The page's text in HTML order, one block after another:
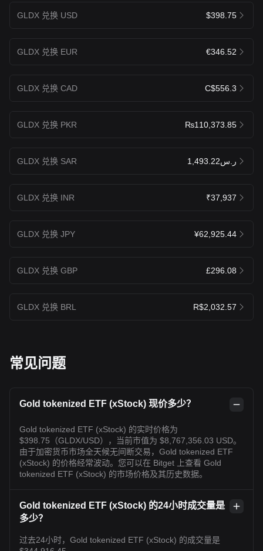
GLDX 兑换 USD $398.75
GLDX 兑换 EUR €346.52
GLDX 兑换 CAD C$556.3
GLDX 兑换 PKR ₨110,373.85
GLDX 兑换 SAR ر.س1,493.22
GLDX 兑换 INR ₹37,937
GLDX 兑换 JPY ¥62,925.44
GLDX 兑换 GBP £296.08
GLDX 兑换 BRL R$2,032.57
常见问题
Gold tokenized ETF (xStock) 现价多少？
Gold tokenized ETF (xStock) 的实时价格为
$398.75（GLDX/USD），当前市值为 $8,767,356.03 USD。
由于加密货币市场全天候无间断交易，Gold tokenized ETF
(xStock) 的价格经常波动。您可以在 Bitget 上查看 Gold
tokenized ETF (xStock) 的市场价格及其历史数据。
Gold tokenized ETF (xStock) 的24小时成交量是
多少？
过去24小时，Gold tokenized ETF (xStock) 的成交量是